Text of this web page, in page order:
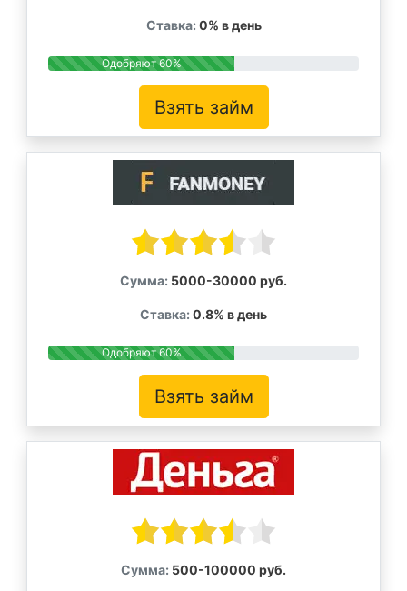
Ставка: 0% в день
Одобряют 60%
Взять займ
Сумма: 5000-30000 руб.
Ставка: 0.8% в день
Одобряют 60%
Взять займ
Сумма: 500-100000 руб.